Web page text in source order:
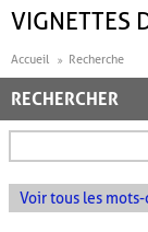
VIGNETTES
Accueil Recherche
RECHERCHER
Voir tous les